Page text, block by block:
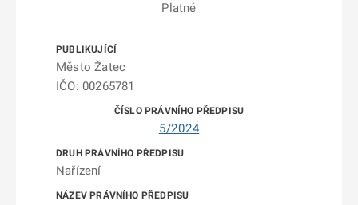
Platné
Město Žatec
IČO: 00265781
5/2024
Nařízení